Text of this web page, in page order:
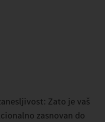
Zato je vaš
zasnovan do